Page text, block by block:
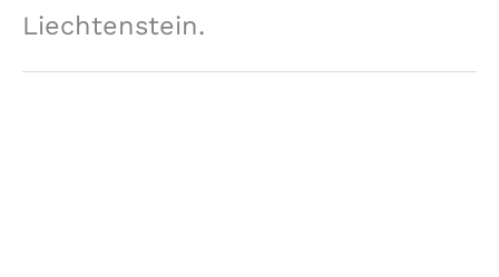
Liechtenstein.